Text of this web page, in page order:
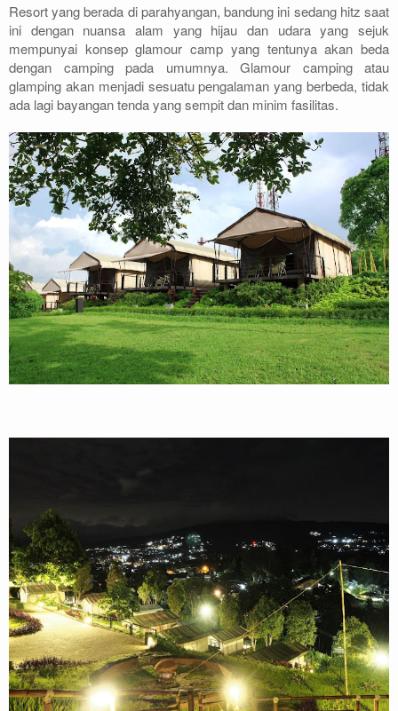
Resort yang berada di parahyangan, bandung ini sedang hitz saat
ini dengan nuansa alam yang hijau dan udara yang sejuk
mempunyai konsep glamour camp yang tentunya akan beda
dengan camping pada umumnya. Glamour camping atau
glamping akan menjadi sesuatu pengalaman yang berbeda, tidak
ada lagi bayangan tenda yang sempit dan minim fasilitas.